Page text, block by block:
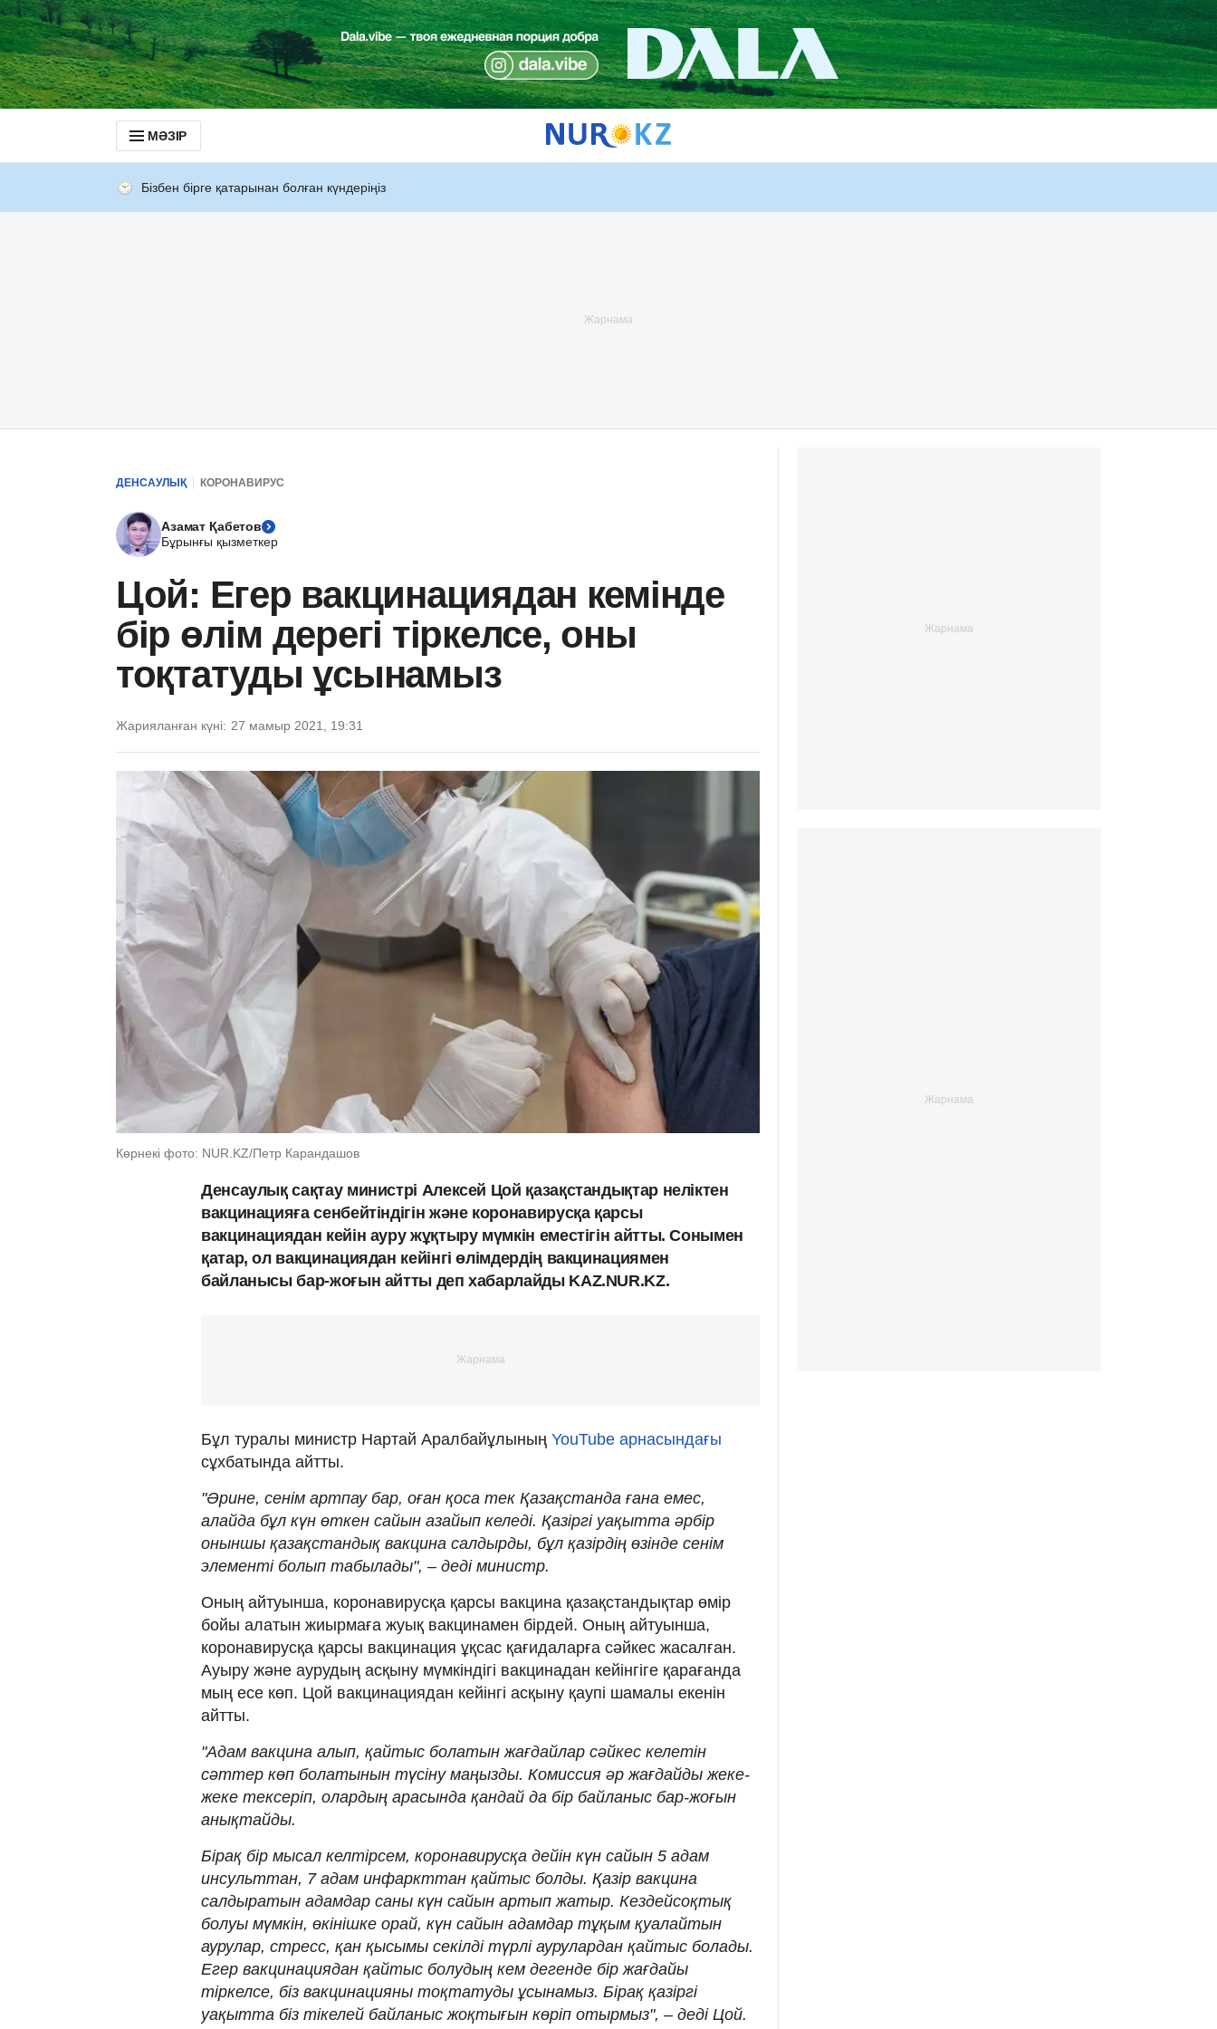
МӘЗІР
Бізбен бірге қатарынан болған күндеріңіз
ДЕНСАУЛЫҚ КОРОНАВИРУС
Азамат Қабетов
Бұрынғы қызметкер
Цой: Егер вакцинациядан кемінде
бір өлім дерегі тіркелсе, оны
тоқтатуды ұсынамыз
Жарияланған күні: 27 мамыр 2021, 19:31
Көрнекі фото: NUR.KZ/Петр Карандашов
Денсаулық сақтау министрі Алексей Цой қазақстандықтар неліктен
вакцинацияға сенбейтіндігін және коронавирусқа қарсы
вакцинациядан кейін ауру жұқтыру мүмкін еместігін айтты. Сонымен
қатар, ол вакцинациядан кейінгі өлімдердің вакцинациямен
байланысы бар-жоғын айтты деп хабарлайды KAZ.NUR.KZ.
Бұл туралы министр Нартай Аралбайұлының YouTube арнасындағы
сұхбатында айтты.
"Әрине, сенім артпау бар, оған қоса тек Қазақстанда ғана емес,
алайда бұл күн өткен сайын азайып келеді. Қазіргі уақытта әрбір
оныншы қазақстандық вакцина салдырды, бұл қазірдің өзінде сенім
элементі болып табылады", – деді министр.
Оның айтуынша, коронавирусқа қарсы вакцина қазақстандықтар өмір
бойы алатын жиырмаға жуық вакцинамен бірдей. Оның айтуынша,
коронавирусқа қарсы вакцинация ұқсас қағидаларға сәйкес жасалған.
Ауыру және аурудың асқыну мүмкіндігі вакцинадан кейінгіге қарағанда
мың есе көп. Цой вакцинациядан кейінгі асқыну қаупі шамалы екенін
айтты.
"Адам вакцина алып, қайтыс болатын жағдайлар сәйкес келетін
сәттер көп болатынын түсіну маңызды. Комиссия әр жағдайды жеке-
жеке тексеріп, олардың арасында қандай да бір байланыс бар-жоғын
анықтайды.
Бірақ бір мысал келтірсем, коронавирусқа дейін күн сайын 5 адам
инсульттан, 7 адам инфаркттан қайтыс болды. Қазір вакцина
салдыратын адамдар саны күн сайын артып жатыр. Кездейсоқтық
болуы мүмкін, өкінішке орай, күн сайын адамдар тұқым қуалайтын
аурулар, стресс, қан қысымы секілді түрлі аурулардан қайтыс болады.
Егер вакцинациядан қайтыс болудың кем дегенде бір жағдайы
тіркелсе, біз вакцинацияны тоқтатуды ұсынамыз. Бірақ қазіргі
уақытта біз тікелей байланыс жоқтығын көріп отырмыз", – деді Цой.